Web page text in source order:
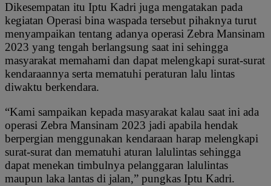
Dikesempatan itu Iptu Kadri juga mengatakan pada
kegiatan Operasi bina waspada tersebut pihaknya turut
menyampaikan tentang adanya operasi Zebra Mansinam
2023 yang tengah berlangsung saat ini sehingga
masyarakat memahami dan dapat melengkapi surat-surat
kendaraannya serta mematuhi peraturan lalu lintas
diwaktu berkendara.
“Kami sampaikan kepada masyarakat kalau saat ini ada
operasi Zebra Mansinam 2023 jadi apabila hendak
berpergian menggunakan kendaraan harap melengkapi
surat-surat dan mematuhi aturan lalulintas sehingga
dapat menekan timbulnya pelanggaran lalulintas
maupun laka lantas di jalan,” pungkas Iptu Kadri.